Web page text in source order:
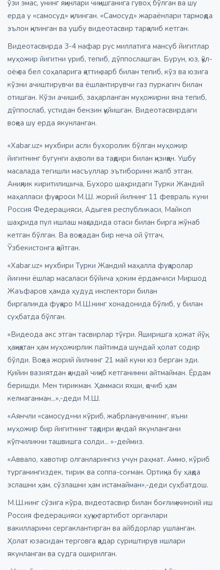
ўзи эмас, унинг яқинлари чиқишганига гувоҳ бўлган ва шу
ерда у «самосуд» қилинган. «Самосуд» жараёнлари тармоқда
эълон қилинган ва ушбу видеотасвир тарқалиб кетган.
Видеотасвирда 3-4 нафар рус миллатига мансуб йигитлар
муҳожир йигитни уриб, тепиб, дўппослашган. Бурун, юз, қўл-
оёқ ва бел соҳаларига қаттиқ зарб билан тепиб, кўз ва юзига
кўзни ачиштирувчи ва ёшлантирувчи газ пуркагич билан
отишган. Кўзи ачишиб, заҳарланган муҳожирни яна тепиб,
дўппослаб, устидан бензин қуйишган. Видеотасвирдаги
воқеа шу ерда якунланган.
«Xabar.uz» мухбири асли бухоролик бўлган муҳожир
йигитнинг бугунги аҳволи ва тақдири билан қизиққан. Ушбу
масалада тегишли масъуллар эътиборини жалб этган.
Аниқлик киритилишича, Бухоро шаҳридаги Турки Жандий
маҳалласи фуқароси М.Ш. жорий йилнинг 11 февраль куни
Россия Федерацияси, Адыгея республикаси, Майкоп
шаҳрида пул ишлаш мақсадида отаси билан бирга жўнаб
кетган бўлган. Ва воқеадан бир неча ой ўтгач,
Ўзбекистонга қайтган.
«Xabar.uz» мухбири Турки Жандий маҳалла фуқаролар
йиғини ёшлар масаласи бўйича ҳоким ёрдамчиси Миршод
Жаъфаров ҳамда ҳудуд инспектори билан
биргаликда фуқаро М.Ш.нинг хонадонида бўлиб, у билан
суҳбатда бўлган.
«Видеода акс этган тасвирлар тўғри. Яширишга ҳожат йўқ,
ҳақиқатан ҳам муҳожирлик пайтимда шундай ҳолат содир
бўлди. Воқеа жорий йилнинг 21 май куни юз берган эди.
Қийин вазиятдан қандай чиқиб кетганимни айтмайман. Ёрдам
беришди. Мен тирикман. Ҳаммаси яхши, қочиб ҳам
келмаганман...»,-деди М.Ш.
«Аянчли «самосуд»ни кўриб, жабрланувчининг, яъни
муҳожир бир йигитнинг тақдири қандай якунлангани
кўпчиликни ташвишга солди... »-деймиз.
«Аввало, хавотир олганларингиз учун раҳмат. Аммо, кўриб
турганингиздек, тирик ва соппа-соғман. Ортиқча бу ҳақда
эслашни ҳам, сўзлашни ҳам истамайман»,-деди суҳбатдош.
М.Ш.нинг сўзига кўра, видеотасвир билан боғлиқ жиноий иш
Россия федерацияси ҳуқуқ-тартибот органлари
вакилларини сергаклантирган ва айбдорлар ушланган.
Ҳолат юзасидан терговга қадар суриштирув ишлари
якунланган ва судга оширилган.